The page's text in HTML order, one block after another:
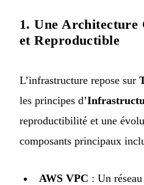
1. Une Architecture
et Reproductible
L’infrastructure repose sur
les principes d’
reproductibilité et une
composants principaux
AWS VPC : Un